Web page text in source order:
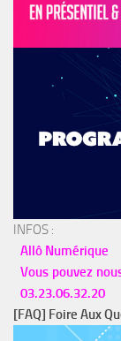
INFOS :
Allô Numérique
Vous pouvez
03.23.06.32.20
[FAQ] Foire Aux